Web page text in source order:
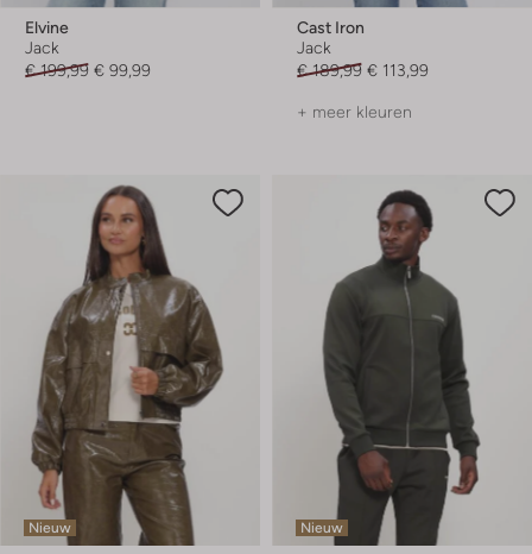
Elvine
Jack
€ 199,99 € 99,99
Cast Iron
Jack
€ 189,99 € 113,99
+ meer kleuren
Nieuw Nieuw